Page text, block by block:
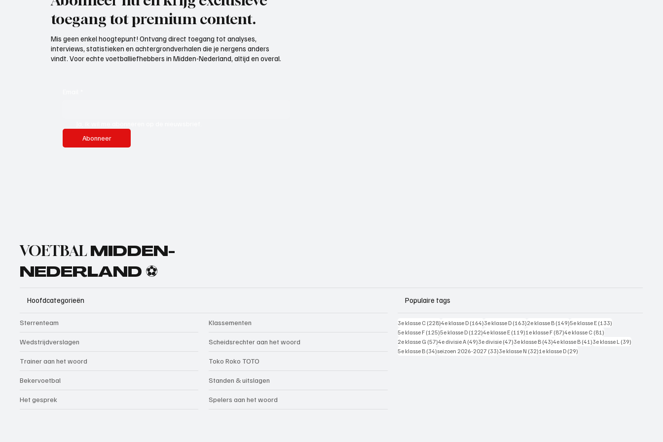
toegang tot premium content.
Mis geen enkel hoogtepunt! Ontvang direct toegang tot analyses,
interviews, statistieken en achtergrondverhalen die je nergens anders
vindt. Voor echte voetballiefhebbers in Midden-Nederland, altijd en overal.
Abonneer
VOETBAL MIDDEN-
NEDERLAND ⚽
Hoofdcategorieën
Sterrenteam
Wedstrijdverslagen
Trainer aan het woord
Bekervoetbal
Het gesprek
Klassementen
Scheidsrechter aan het woord
Toko Roko TOTO
Standen & uitslagen
Spelers aan het woord
Populaire tags
3e klasse C (228)228 posts
4e klasse D (164)164 posts
3e klasse D (163)163 posts
2e klasse B (149)149 posts
5e klasse E (133)
5e klasse F (125)125 posts
5e klasse D (122)122 posts
4e klasse E (119)119 posts
1e klasse F (87)87 posts
4e klasse C (81)
2e klasse G (57)57 posts
4e divisie A (49)49 posts
3e divisie (47)47 posts
3e klasse B (43)43 posts
4e klasse B (41)41 posts
3e klasse L (39)
5e klasse B (34)34 posts
seizoen 2026-2027 (33)33 posts
3e klasse N (32)32 posts
1e klasse D (29)